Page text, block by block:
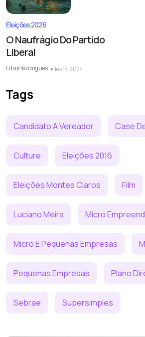
Eleições 2026
O Naufrágio Do Partido
Liberal
Edson Rodrigues fev 15, 2024
Tags
Candidato A Vereador Case
Culture Eleições 2016
Eleições Montes Claros Film
Luciano Meira Micro
Micro E Pequenas Empresas
Pequenas Empresas Plano
Sebrae Supersimples